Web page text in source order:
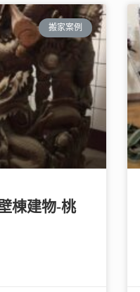
搬家案例
棟建物-桃